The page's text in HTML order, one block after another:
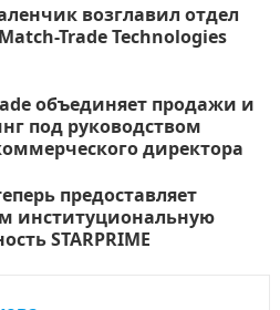
возглавил отдел
Trade Technologies
объединяет продажи и
под руководством
директора
предоставляет
институциональную
STARPRIME